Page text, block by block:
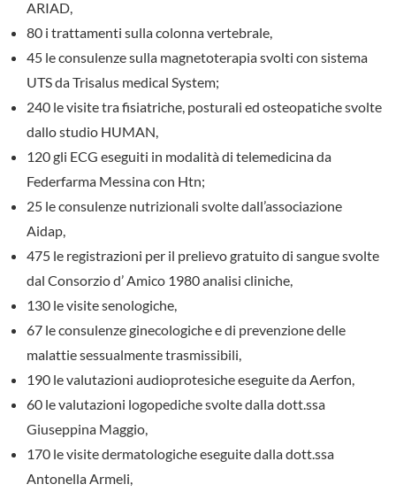
ARIAD,
80 i trattamenti sulla colonna vertebrale,
45 le consulenze sulla magnetoterapia svolti con sistema
UTS da Trisalus medical System;
240 le visite tra fisiatriche, posturali ed osteopatiche svolte
dallo studio HUMAN,
120 gli ECG eseguiti in modalità di telemedicina da
Federfarma Messina con Htn;
25 le consulenze nutrizionali svolte dall’associazione
Aidap,
475 le registrazioni per il prelievo gratuito di sangue svolte
dal Consorzio d’ Amico 1980 analisi cliniche,
130 le visite senologiche,
67 le consulenze ginecologiche e di prevenzione delle
malattie sessualmente trasmissibili,
190 le valutazioni audioprotesiche eseguite da Aerfon,
60 le valutazioni logopediche svolte dalla dott.ssa
Giuseppina Maggio,
170 le visite dermatologiche eseguite dalla dott.ssa
Antonella Armeli,